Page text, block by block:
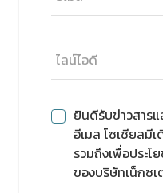
ยินดีรับข่าวสาร
อีเมล โซเชียลมี
รวมถึงเพื่อประโ
ของบริษัทเน็กซ